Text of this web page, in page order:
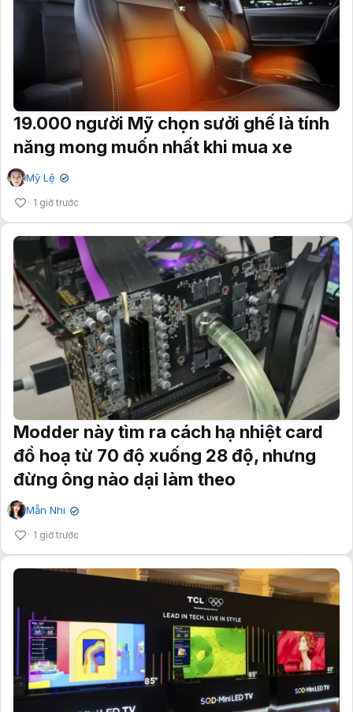
19.000 người Mỹ chọn sưởi ghế là tính
năng mong muốn nhất khi mua xe
Mỹ Lệ ✔
1 giờ trước
Modder này tìm ra cách hạ nhiệt card
đồ hoạ từ 70 độ xuống 28 độ, nhưng
đừng ông nào dại làm theo
Mẫn Nhi ✔
1 giờ trước